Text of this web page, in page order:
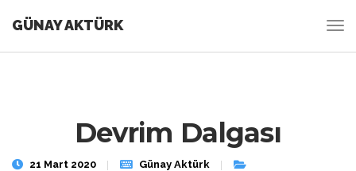
GÜNAY AKTÜRK
Devrim Dalgası
21 Mart 2020
Günay Aktürk